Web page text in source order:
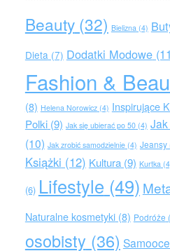
Beauty(32) Bielizna(4)
Dieta(7) Dodatki Modowe
Fashion &
(8) Helena Norowicz(4) Inspirujące
Polki(9) Jak się ubierać po 50(4)
(10) Jak zrobić samodzielnie(4) Jeansy
Książki (12) Kultura(9) Kurtka
(6) Lifestyle (49)
Naturalne kosmetyki(8) Podróże
osobisty (36)